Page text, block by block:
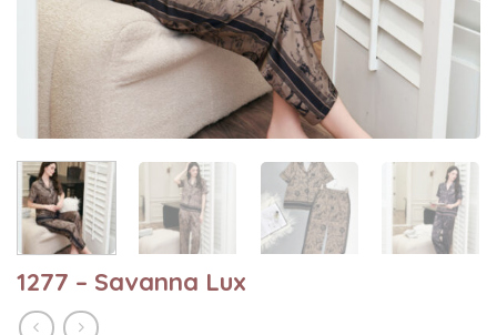
1277 – Savanna Lux